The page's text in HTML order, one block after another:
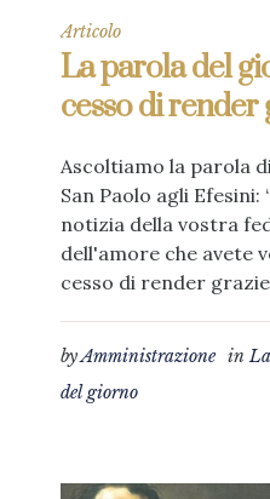
Articolo
La parola del
cesso di render
Ascoltiamo la parola
San Paolo agli
notizia della vostra
dell'amore che avete
cesso di render
byAmministrazione in
del giorno